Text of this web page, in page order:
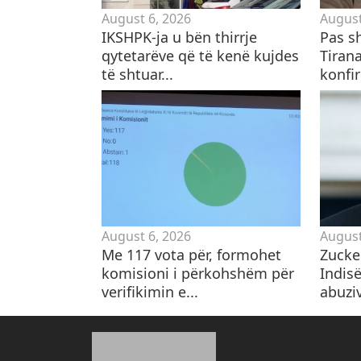
August 6, 2026
IKSHPK-ja u bën thirrje
qytetarëve që të kenë kujdes
të shtuar...
Pas
August 6, 2026
Me 117 vota për, formohet
komisioni i përkohshëm për
verifikimin e...